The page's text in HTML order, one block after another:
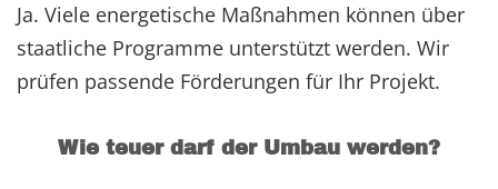
Ja. Viele energetische Maßnahmen können über
staatliche Programme unterstützt werden. Wir
prüfen passende Förderungen für Ihr Projekt.
Wie teuer darf der Umbau werden?